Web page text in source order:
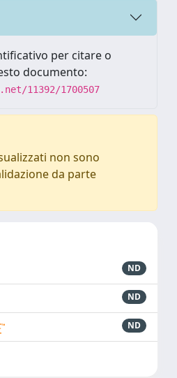
per citare o
documento:
11392/1700507
non sono
da parte
ND
ND
ND